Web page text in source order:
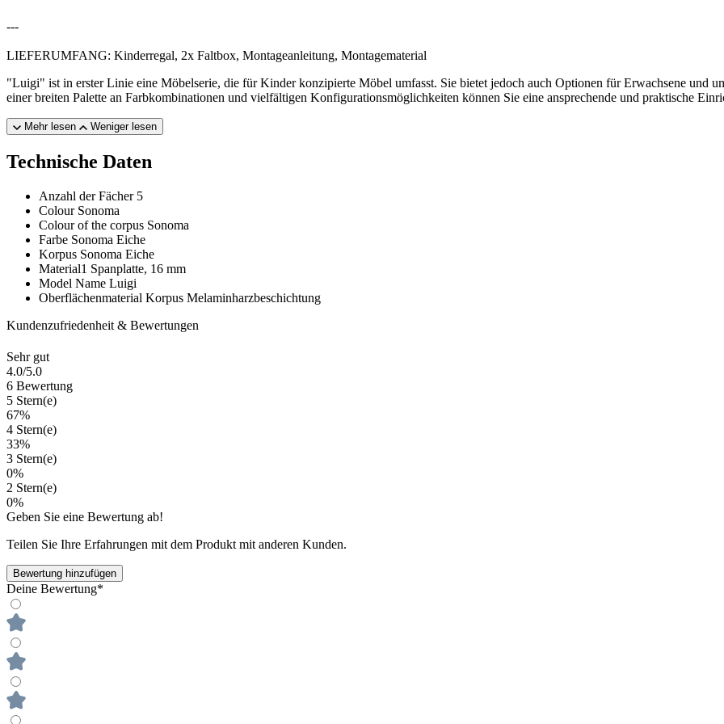
---
LIEFERUMFANG: Kinderregal, 2x Faltbox, Montageanleitung, Montagematerial
"Luigi" ist in erster Linie eine Möbelserie, die für Kinder konzipierte Möbel umfasst. Sie bietet jedoch auch Optionen für Erwachsene und
einer breiten Palette an Farbkombinationen und vielfältigen Konfigurationsmöglichkeiten können Sie eine ansprechende und praktische
Mehr lesen Weniger lesen
Technische Daten
Anzahl der Fächer 5
Colour Sonoma
Colour of the corpus Sonoma
Farbe Sonoma Eiche
Korpus Sonoma Eiche
Material1 Spanplatte, 16 mm
Model Name Luigi
Oberflächenmaterial Korpus Melaminharzbeschichtung
Kundenzufriedenheit & Bewertungen
Sehr gut
4.0/5.0
6 Bewertung
5 Stern(e)
67%
4 Stern(e)
33%
3 Stern(e)
0%
2 Stern(e)
0%
Geben Sie eine Bewertung ab!
Teilen Sie Ihre Erfahrungen mit dem Produkt mit anderen Kunden.
Bewertung hinzufügen
Deine Bewertung*